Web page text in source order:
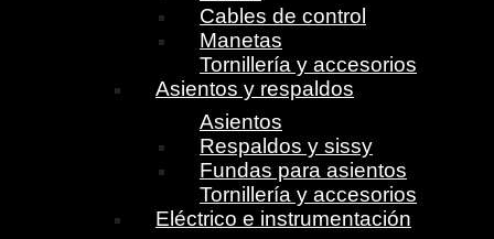
Cables de control
Manetas
Tornillería y accesorios
Asientos y respaldos
Asientos
Respaldos y sissy
Fundas para asientos
Tornillería y accesorios
Eléctrico e instrumentación